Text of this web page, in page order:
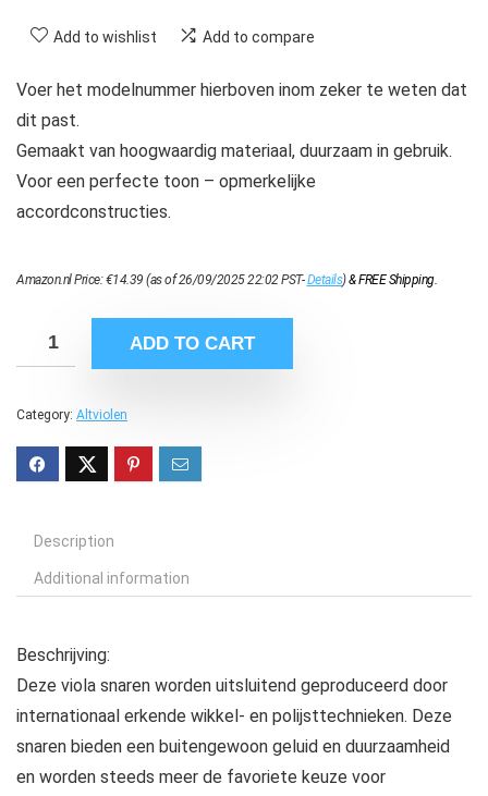
Add to wishlist Add to compare
Voer het modelnummer hierboven inom zeker te weten dat
dit past.
Gemaakt van hoogwaardig materiaal, duurzaam in gebruik.
Voor een perfecte toon – opmerkelijke
accordconstructies.
Amazon.nl Price:€14.39 (as of 26/09/2025 22:02 PST-Details)&FREE Shipping.
ADD TO CART
Category: Altviolen
Description
Additional information
Beschrijving:
Deze viola snaren worden uitsluitend geproduceerd door
internationaal erkende wikkel- en polijsttechnieken. Deze
snaren bieden een buitengewoon geluid en duurzaamheid
en worden steeds meer de favoriete keuze voor